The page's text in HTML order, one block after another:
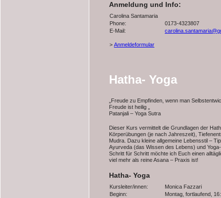
Anmeldung und Info:
Carolina Santamaria
Phone:
0173-4323807
E-Mail:
> Anmeldeformular
Hatha- Yoga
„Freude zu Empfinden, wenn man
Freude ist heilig „
Patanjali – Yoga Sutra
Dieser Kurs vermittelt die Grundlagen der
Körperübungen (je nach Jahreszeit),
Mudra. Dazu kleine allgemeine Lebensstil –
Ayurveda (das Wissen des Lebens) und
Schritt für Schritt möchte ich Euch einen
viel mehr als reine Asana – Praxis ist!
Hatha- Yoga
Kursleiter/innen:
Monica Fazzari
Beginn:
Montag, fortlaufend,